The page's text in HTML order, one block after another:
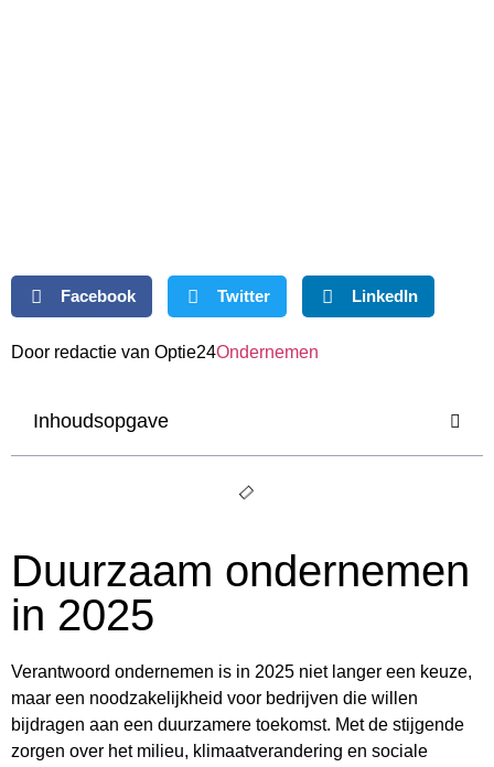
Facebook Twitter LinkedIn
Door redactie van Optie24Ondernemen
Inhoudsopgave
Duurzaam ondernemen
in 2025
Verantwoord ondernemen is in 2025 niet langer een keuze,
maar een noodzakelijkheid voor bedrijven die willen
bijdragen aan een duurzamere toekomst. Met de stijgende
zorgen over het milieu, klimaatverandering en sociale